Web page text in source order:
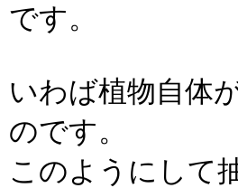
です。
いわば植物自体
のです。
このようにして